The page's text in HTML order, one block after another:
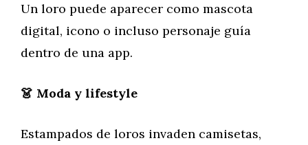
Un loro puede aparecer como mascota
digital, icono o incluso personaje guía
dentro de una app.
👗 Moda y lifestyle
Estampados de loros invaden camisetas,